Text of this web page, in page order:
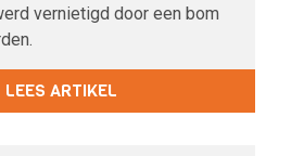
vernietigd door een bom
LEES ARTIKEL